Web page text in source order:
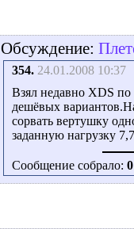
Обсуждение:
354. 24.01.2008 10:37
Взял недавно XDS по
дешёвых
сорвать вертушку
заданную нагрузку
Сообщение собрало: 0